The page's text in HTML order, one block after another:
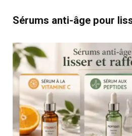
Sérums anti-âge pour